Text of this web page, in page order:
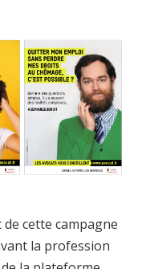
cette campagne
la profession